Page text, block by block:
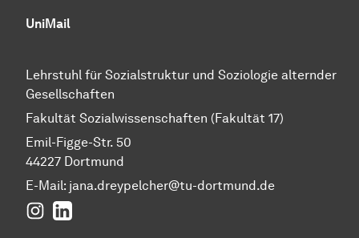
UniMail
Lehrstuhl für Sozialstruktur und Soziologie alternder
Gesellschaften
Fakultät Sozialwissenschaften (Fakultät 17)
Emil-Figge-Str. 50
44227 Dortmund
E-Mail: jana.dreypelcher@tu-dortmund.de
Instagram
LinkedIn